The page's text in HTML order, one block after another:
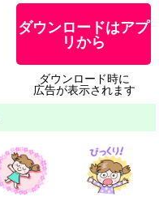
ダウンロードはアプ
リから
ダウンロード時に
広告が表示されます